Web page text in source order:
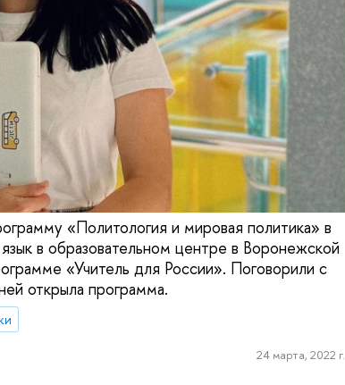
«Политология и мировая политика»‎ в
в образовательном центре в Воронежской
«‎Учитель для России»‎. Поговорили с
открыла программа.
24 марта, 2022 г.